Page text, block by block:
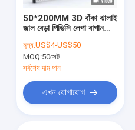
50*200MM 3D বাঁকা ঝালাই
জাল বেড়া পিভিসি লেপা বাগান
মূল্য:US$4-US$50
MOQ:50সেট
সর্বশেষ দাম পান
এখন যোগাযোগ